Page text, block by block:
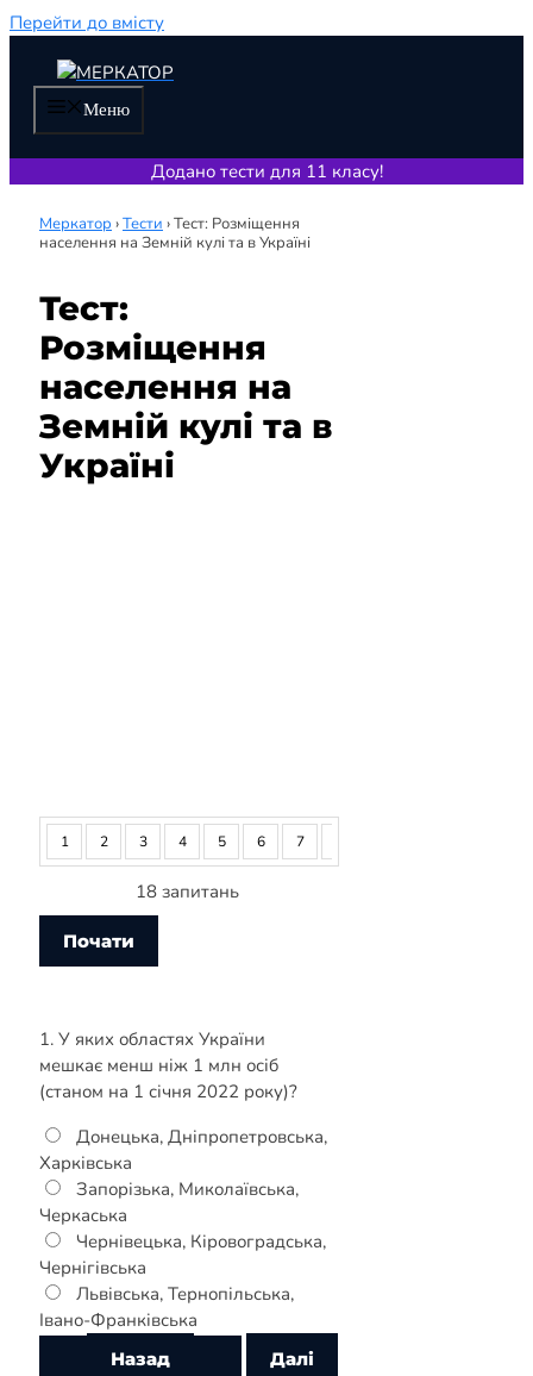
Перейти до вмісту
Меню
Додано тести для 11 класу!
Меркатор ›Тести ›Тест: Розміщення
населення на Земній кулі та в Україні
Тест:
Розміщення
населення на
Земній кулі та в
Україні
1 2 3 4 5 6 7
18 запитань
1. У яких областях України
мешкає менш ніж 1 млн осіб
(станом на 1 січня 2022 року)?
Донецька, Дніпропетровська,
Харківська
Запорізька, Миколаївська,
Черкаська
Чернівецька, Кіровоградська,
Чернігівська
Львівська, Тернопільська,
Івано-Франківська